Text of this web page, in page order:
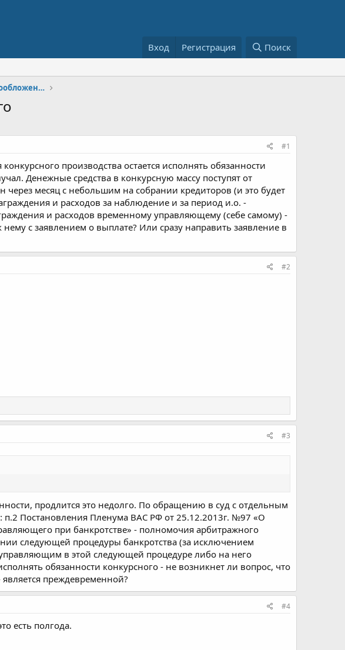
Вход Регистрация Поиск
Статус, вознаграждение и налогообложение
#1
производства остается исполнять обязанности
Денежные средства в конкурсную массу поступят от
месяц с небольшим на собрании кредиторов (и это будет
и расходов за наблюдение и за период и.о. -
и расходов временному управляющему (себе самому) -
нему с заявлением о выплате? Или сразу направить заявление в
#2
#3
продлится это недолго. По обращению в суд с отдельным
п.2 Постановления Пленума ВАС РФ от 25.12.2013г. №97 «О
при банкротстве» - полномочия арбитражного
следующей процедуры банкротства (за исключением
в этой следующей процедуре либо на него
обязанности конкурсного - не возникнет ли вопрос, что
преждевременной?
#4
есть полгода.